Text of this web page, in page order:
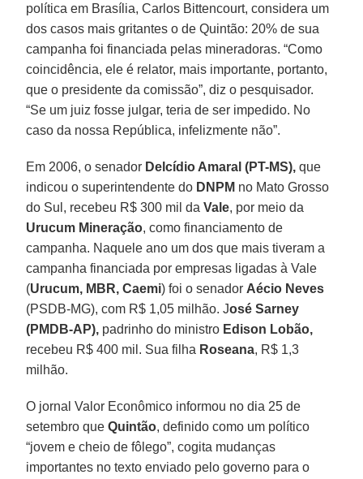
política em Brasília, Carlos Bittencourt, considera um
dos casos mais gritantes o de Quintão: 20% de sua
campanha foi financiada pelas mineradoras. “Como
coincidência, ele é relator, mais importante, portanto,
que o presidente da comissão”, diz o pesquisador.
“Se um juiz fosse julgar, teria de ser impedido. No
caso da nossa República, infelizmente não”.
Em 2006, o senador Delcídio Amaral (PT-MS), que
indicou o superintendente do DNPM no Mato Grosso
do Sul, recebeu R$ 300 mil daVale, por meio da
Urucum Mineração, como financiamento de
campanha. Naquele ano um dos que mais tiveram a
campanha financiada por empresas ligadas à Vale
(Urucum, MBR, Caemi) foi o senador Aécio Neves
(PSDB-MG), com R$ 1,05 milhão. José Sarney
(PMDB-AP), padrinho do ministro Edison Lobão,
recebeu R$ 400 mil. Sua filha Roseana, R$ 1,3
milhão.
O jornal Valor Econômico informou no dia 25 de
setembro queQuintão, definido como um político
“jovem e cheio de fôlego”, cogita mudanças
importantes no texto enviado pelo governo para o